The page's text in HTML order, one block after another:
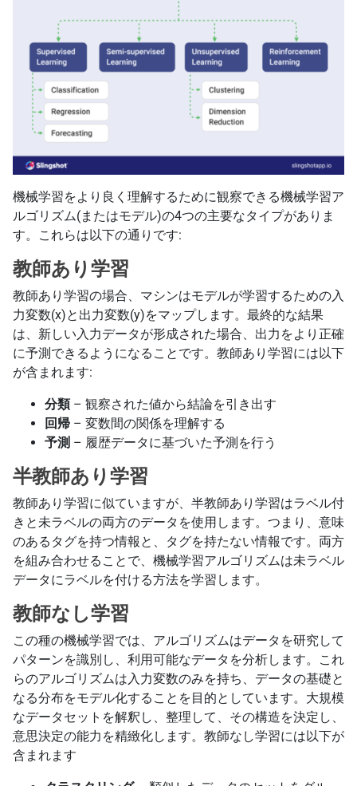
機械学習をより良く理解するために観察できる機械学習ア
ルゴリズム(またはモデル)の4つの主要なタイプがありま
す。これらは以下の通りです:
教師あり学習
教師あり学習の場合、マシンはモデルが学習するための入
力変数(x)と出力変数(y)をマップします。最終的な結果
は、新しい入力データが形成された場合、出力をより正確
に予測できるようになることです。教師あり学習には以下
が含まれます:
分類– 観察された値から結論を引き出す
回帰 – 変数間の関係を理解する
予測 – 履歴データに基づいた予測を行う
半教師あり学習
教師あり学習に似ていますが、半教師あり学習はラベル付
きと未ラベルの両方のデータを使用します。つまり、意味
のあるタグを持つ情報と、タグを持たない情報です。両方
を組み合わせることで、機械学習アルゴリズムは未ラベル
データにラベルを付ける方法を学習します。
教師なし学習
この種の機械学習では、アルゴリズムはデータを研究して
パターンを識別し、利用可能なデータを分析します。これ
らのアルゴリズムは入力変数のみを持ち、データの基礎と
なる分布をモデル化することを目的としています。大規模
なデータセットを解釈し、整理して、その構造を決定し、
意思決定の能力を精緻化します。教師なし学習には以下が
含まれます